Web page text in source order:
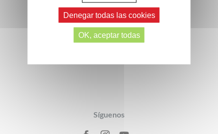
Síguenos
Denegar todas las cookies
OK, aceptar todas